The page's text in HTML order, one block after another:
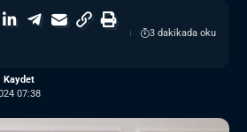
07:38
3 dakikada oku